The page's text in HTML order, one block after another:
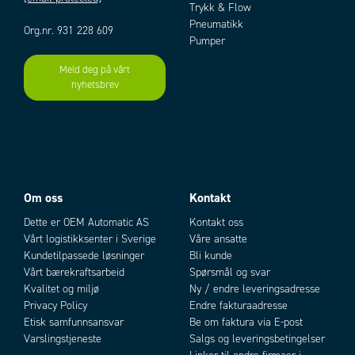
Add to existing cart row
Org.nr. 931 228 609
Meld deg på vårt
nyhetsbrev
Trykk & Flow
Pneumatikk
Pumper
Om oss
Dette er OEM Automatic AS
Vårt logistikksenter i Sverige
Kundetilpassede løsninger
Vårt bærekraftsarbeid
Kvalitet og miljø
Privacy Policy
Etisk samfunnsansvar
Varslingstjeneste
Kontakt
Kontakt oss
Våre ansatte
Bli kunde
Spørsmål og svar
Ny / endre leveringsadresse
Endre fakturaadresse
Be om faktura via E-post
Salgs og leveringsbetingelser